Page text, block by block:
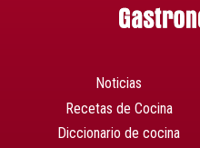
Noticias
Recetas de Cocina
Diccionario de cocina